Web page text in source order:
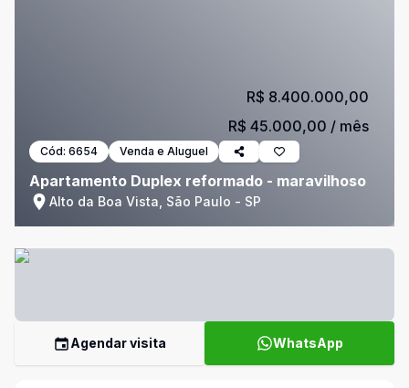
Cód: 6654 Venda e Aluguel
Apartamento Duplex reformado - maravilhoso
Alto da Boa Vista, São Paulo - SP
R$ 8.400.000,00
R$ 45.000,00 / mês
Agendar visita WhatsApp